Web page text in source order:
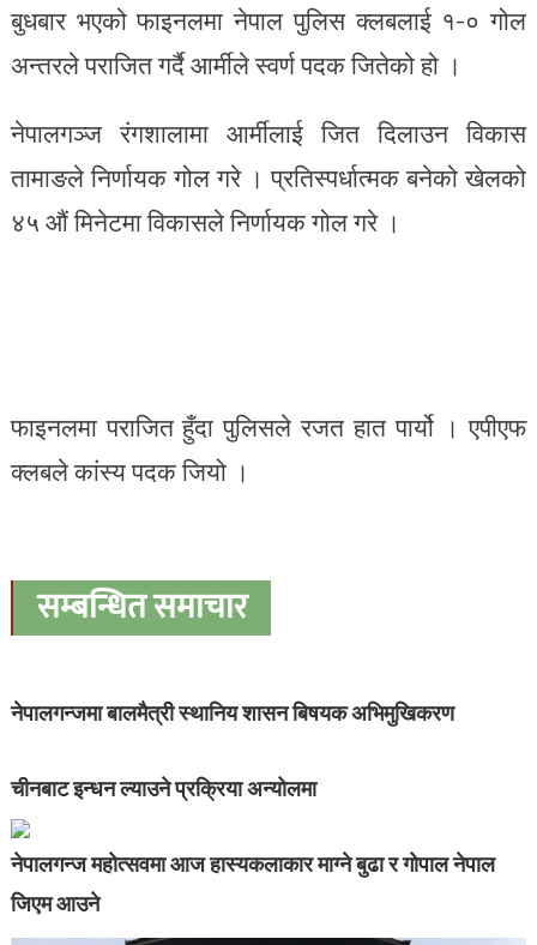
बुधबार भएको फाइनलमा नेपाल पुलिस क्लबलाई १-० गोल
अन्तरले पराजित गर्दै आर्मीले स्वर्ण पदक जितेको हो ।
नेपालगञ्ज रंगशालामा आर्मीलाई जित दिलाउन विकास
तामाङले निर्णायक गोल गरे । प्रतिस्पर्धात्मक बनेको खेलको
४५ औं मिनेटमा विकासले निर्णायक गोल गरे ।
फाइनलमा पराजित हुँदा पुलिसले रजत हात पार्यो । एपीएफ
क्लबले कांस्य पदक जियो ।
सम्बन्धित समाचार
नेपालगन्जमा बालमैत्री स्थानिय शासन बिषयक अभिमुखिकरण
चीनबाट इन्धन ल्याउने प्रक्रिया अन्योलमा
नेपालगन्ज महोत्सवमा आज हास्यकलाकार माग्ने बुढा र गोपाल नेपाल
जिएम आउने